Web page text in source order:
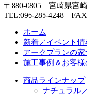
〒880-0805
宮崎県宮
TEL:096-285-4248
ホーム
新着／イベント情
アークプランの家
施工事例＆お客様
商品ラインナップ
ナチュラル